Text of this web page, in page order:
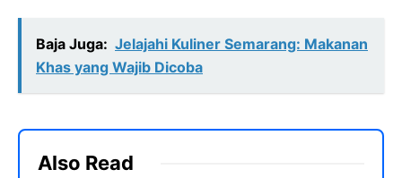
Baja Juga: Jelajahi Kuliner Semarang: Makanan
Khas yang Wajib Dicoba
Also Read